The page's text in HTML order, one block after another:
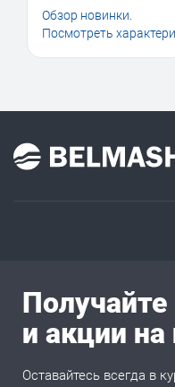
Обзор новинки.
Посмотреть
Получайте
и акции на
Оставайтесь всегда в